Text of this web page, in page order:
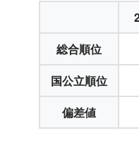
総合順位
国公立順位
偏差値